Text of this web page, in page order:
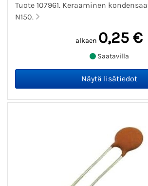
Tuote 107961. Keraaminen
N150.
alkaen 0,25 €
Saatavilla